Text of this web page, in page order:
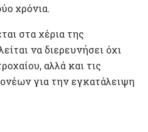
χρόνια.
στα χέρια της
να διερευνήσει όχι
αλλά και τις
για την εγκατάλειψη